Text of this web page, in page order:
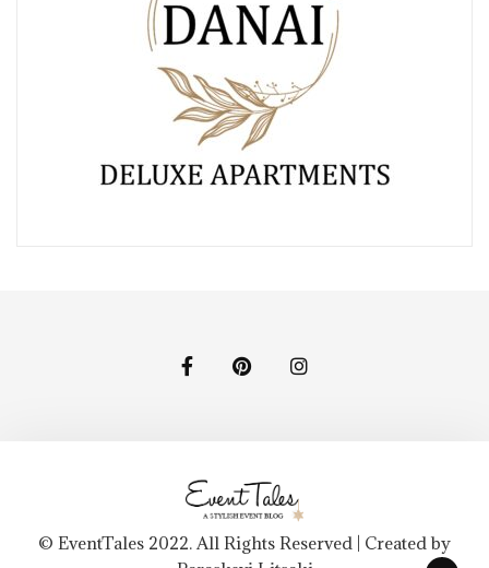
© EventTales 2022. All Rights Reserved | Created by